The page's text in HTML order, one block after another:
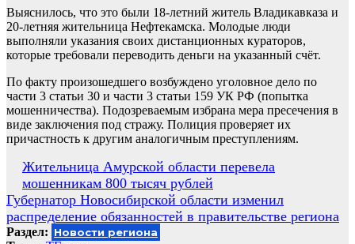
Выяснилось, что это были 18-летний житель Владикавказа и
20-летняя жительница Нефтекамска. Молодые люди
выполняли указания своих дистанционных кураторов,
которые требовали переводить деньги на указанный счёт.
По факту произошедшего возбуждено уголовное дело по
части 3 статьи 30 и части 3 статьи 159 УК РФ (попытка
мошенничества). Подозреваемым избрана мера пресечения в
виде заключения под стражу. Полиция проверяет их
причастность к другим аналогичным преступлениям.
Навигация
по
записям
Жительница Амурской области перевела
мошенникам 800 тысяч рублей
Губернатор Новосибирской области изменил
распределение обязанностей в правительстве региона
Раздел: Новости региона